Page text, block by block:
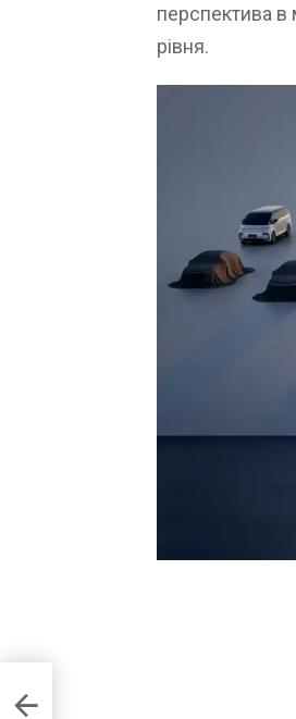
перспектива в
рівня.